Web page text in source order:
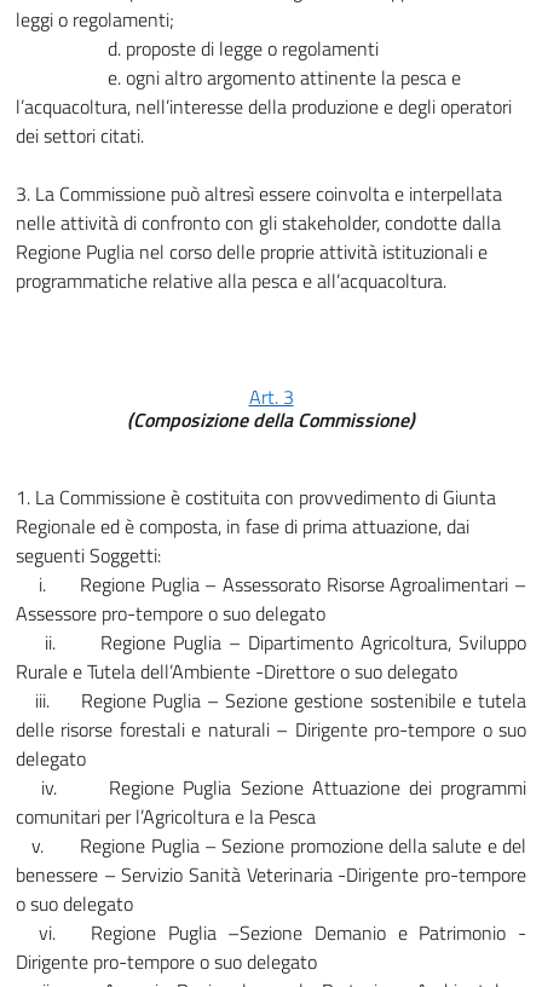
leggi o regolamenti;
d. proposte di legge o regolamenti
e. ogni altro argomento attinente la pesca e
l’acquacoltura, nell’interesse della produzione e degli operatori
dei settori citati.
3. La Commissione può altresì essere coinvolta e interpellata
nelle attività di confronto con gli stakeholder, condotte dalla
Regione Puglia nel corso delle proprie attività istituzionali e
programmatiche relative alla pesca e all’acquacoltura.
Art. 3
(Composizione della Commissione)
1. La Commissione è costituita con provvedimento di Giunta
Regionale ed è composta, in fase di prima attuazione, dai
seguenti Soggetti:
i. Regione Puglia – Assessorato Risorse Agroalimentari –
Assessore pro-tempore o suo delegato
ii. Regione Puglia – Dipartimento Agricoltura, Sviluppo
Rurale e Tutela dell’Ambiente -Direttore o suo delegato
iii. Regione Puglia – Sezione gestione sostenibile e tutela
delle risorse forestali e naturali – Dirigente pro-tempore o suo
delegato
iv. Regione Puglia Sezione Attuazione dei programmi
comunitari per l’Agricoltura e la Pesca
v. Regione Puglia – Sezione promozione della salute e del
benessere – Servizio Sanità Veterinaria -Dirigente pro-tempore
o suo delegato
vi. Regione Puglia –Sezione Demanio e Patrimonio -
Dirigente pro-tempore o suo delegato